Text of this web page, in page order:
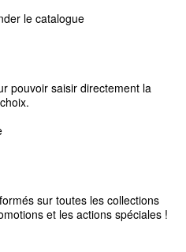
le catalogue
pouvoir saisir directement la
sur toutes les collections
et les actions spéciales !